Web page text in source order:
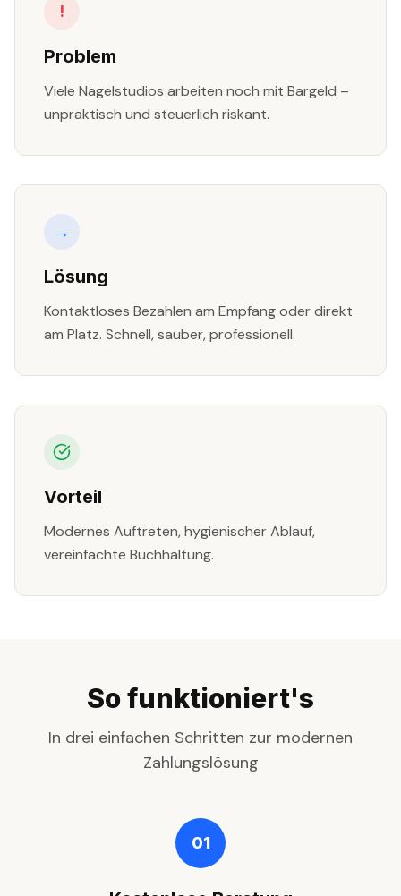
!
Problem
Viele Nagelstudios arbeiten noch mit Bargeld –
unpraktisch und steuerlich riskant.
→
Lösung
Kontaktloses Bezahlen am Empfang oder direkt
am Platz. Schnell, sauber, professionell.
Vorteil
Modernes Auftreten, hygienischer Ablauf,
vereinfachte Buchhaltung.
So funktioniert's
In drei einfachen Schritten zur modernen
Zahlungslösung
01